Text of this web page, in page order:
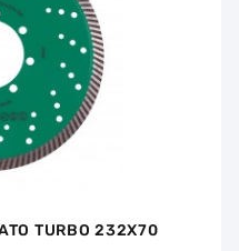
TURBO 232X70